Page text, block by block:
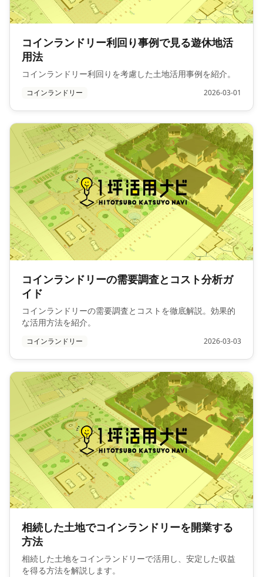
コインランドリー利回り事例で見る遊休地活
用法
コインランドリー利回りを考慮した土地活用事例を紹介。
コインランドリー 2026-03-01
コインランドリーの需要調査とコスト分析ガ
イド
コインランドリーの需要調査とコストを徹底解説。効果的
な活用方法を紹介。
コインランドリー 2026-03-03
相続した土地でコインランドリーを開業する
方法
相続した土地をコインランドリーで活用し、安定した収益
を得る方法を解説します。